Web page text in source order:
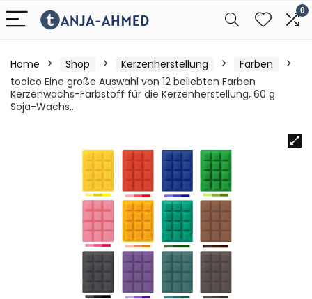
0
Home Shop Kerzenherstellung
Farben
toolco Eine große Auswahl von 12 beliebten Farben
Kerzenwachs-Farbstoff für die Kerzenherstellung, 60 g
Soja-Wachs…